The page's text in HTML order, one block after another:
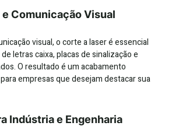
e Comunicação Visual
visual, o corte a laser é essencial
letras caixa, placas de sinalização e
O resultado é um acabamento
empresas que desejam destacar sua
Indústria e Engenharia